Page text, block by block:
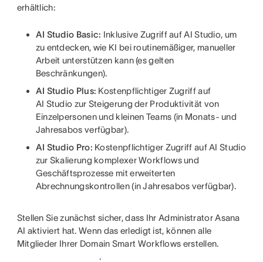
erhältlich:
AI Studio Basic: Inklusive Zugriff auf AI Studio, um
zu entdecken, wie KI bei routinemäßiger, manueller
Arbeit unterstützen kann (es gelten
Beschränkungen).
AI Studio Plus: Kostenpflichtiger Zugriff auf
AI Studio zur Steigerung der Produktivität von
Einzelpersonen und kleinen Teams (in Monats- und
Jahresabos verfügbar).
AI Studio Pro: Kostenpflichtiger Zugriff auf AI Studio
zur Skalierung komplexer Workflows und
Geschäftsprozesse mit erweiterten
Abrechnungskontrollen (in Jahresabos verfügbar).
Stellen Sie zunächst sicher, dass Ihr Administrator Asana
AI aktiviert hat. Wenn das erledigt ist, können alle
Mitglieder Ihrer Domain Smart Workflows erstellen.
.